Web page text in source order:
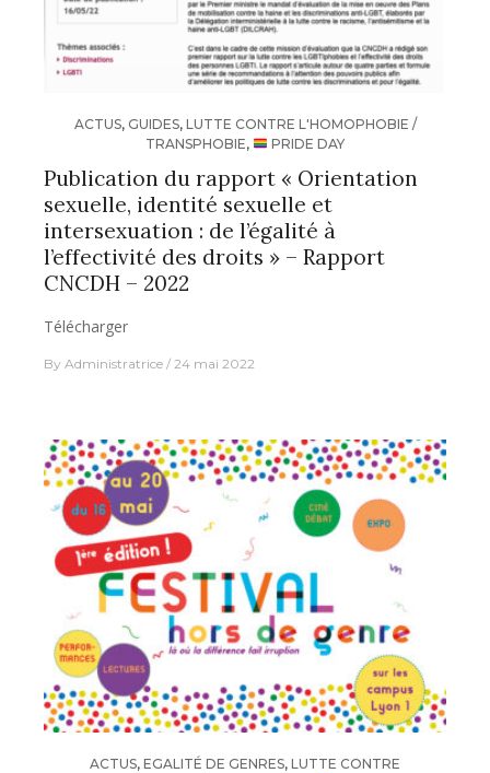
ACTUS, GUIDES, LUTTE CONTRE L'HOMOPHOBIE /
TRANSPHOBIE, PRIDE DAY
Publication du rapport « Orientation
sexuelle, identité sexuelle et
intersexuation : de l’égalité à
l’effectivité des droits » – Rapport
CNCDH – 2022
Télécharger
By Administratrice 24 mai 2022
ACTUS, EGALITÉ DE GENRES, LUTTE CONTRE